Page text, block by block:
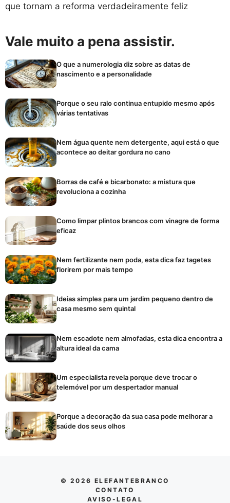
que tornam a reforma verdadeiramente feliz
Vale muito a pena assistir.
O que a numerologia diz sobre as datas de
nascimento e a personalidade
Porque o seu ralo continua entupido mesmo após
várias tentativas
Nem água quente nem detergente, aqui está o que
acontece ao deitar gordura no cano
Borras de café e bicarbonato: a mistura que
revoluciona a cozinha
Como limpar plintos brancos com vinagre de forma
eficaz
Nem fertilizante nem poda, esta dica faz tagetes
florirem por mais tempo
Ideias simples para um jardim pequeno dentro de
casa mesmo sem quintal
Nem escadote nem almofadas, esta dica encontra a
altura ideal da cama
Um especialista revela porque deve trocar o
telemóvel por um despertador manual
Porque a decoração da sua casa pode melhorar a
saúde dos seus olhos
© 2026 ELEFANTEBRANCO
CONTATO
AVISO-LEGAL